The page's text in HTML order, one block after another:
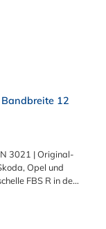
Bandbreite 12
3021 | Original-
Opel und
FBS R in der
bei starken